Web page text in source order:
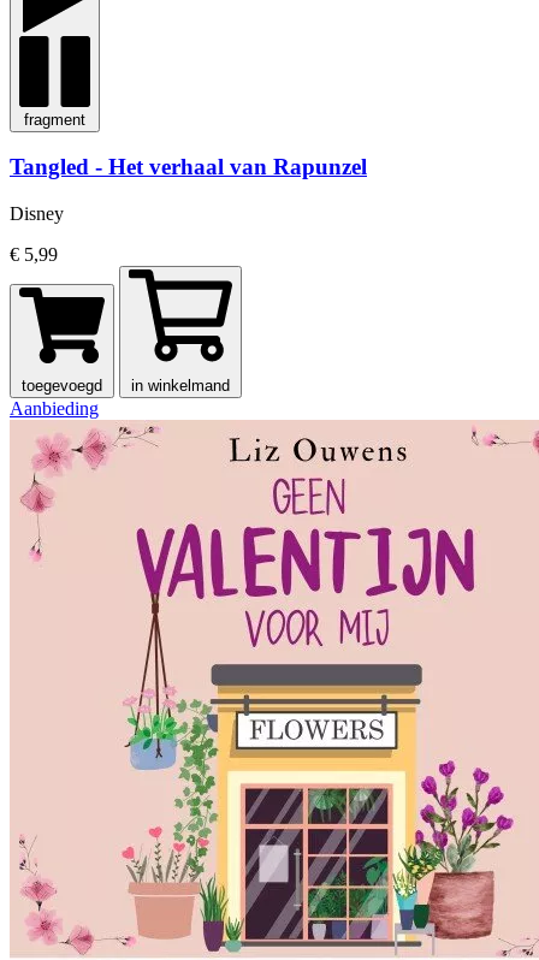
fragment
Tangled - Het verhaal van Rapunzel
Disney
€ 5,99
toegevoegd in winkelmand
Aanbieding